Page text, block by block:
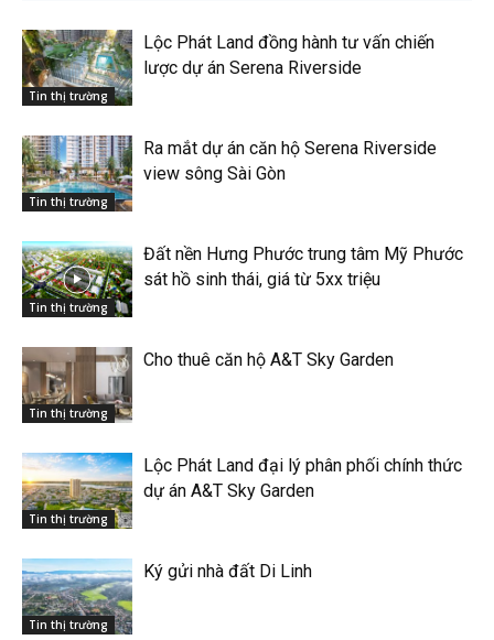
Tin thị trường
Lộc Phát Land đồng hành tư vấn chiến
lược dự án Serena Riverside
Tin thị trường
Ra mắt dự án căn hộ Serena Riverside
view sông Sài Gòn
Tin thị trường
Đất nền Hưng Phước trung tâm Mỹ Phước
sát hồ sinh thái, giá từ 5xx triệu
Tin thị trường
Cho thuê căn hộ A&T Sky Garden
Tin thị trường
Lộc Phát Land đại lý phân phối chính thức
dự án A&T Sky Garden
Tin thị trường
Ký gửi nhà đất Di Linh